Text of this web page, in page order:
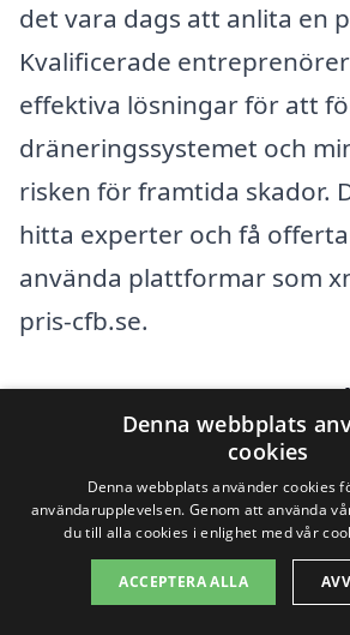
det vara dags att anlita en
Kvalificerade
effektiva lösningar för att
dräneringssystemet och
risken för framtida skador.
hitta experter och få
använda plattformar som
pris-cfb.se.
När du letar efter hjälp för
Grännäs, kan det vara
överväga företag i
Här är några städer som
alternativ för dig:
Denna webbplats
cookies
Denna webbplats använder cookies
användarupplevelsen. Genom att använda
du till alla cookies i enlighet med vår
ACCEPTERA ALLA